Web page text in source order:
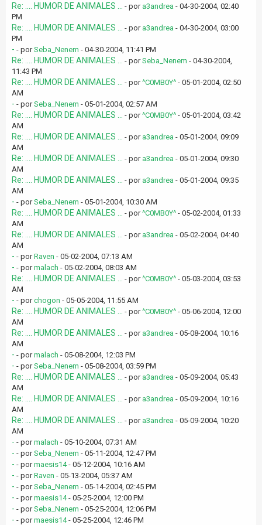
Re: .... HUMOR DE ANIMALES ... - por a3andrea - 04-30-2004, 02:40
PM
Re: .... HUMOR DE ANIMALES ... - por a3andrea - 04-30-2004, 03:00
PM
- - porSeba_Nenem - 04-30-2004, 11:41 PM
Re: .... HUMOR DE ANIMALES ... - porSeba_Nenem - 04-30-2004,
11:43 PM
Re: .... HUMOR DE ANIMALES ... - por^C0MB0Y^ - 05-01-2004, 02:50
AM
- - porSeba_Nenem - 05-01-2004, 02:57 AM
Re: .... HUMOR DE ANIMALES ... - por^C0MB0Y^ - 05-01-2004, 03:42
AM
Re: .... HUMOR DE ANIMALES ... - por a3andrea - 05-01-2004, 09:09
AM
Re: .... HUMOR DE ANIMALES ... - por a3andrea - 05-01-2004, 09:30
AM
Re: .... HUMOR DE ANIMALES ... - por a3andrea - 05-01-2004, 09:35
AM
- - porSeba_Nenem - 05-01-2004, 10:30 AM
Re: .... HUMOR DE ANIMALES ... - por^C0MB0Y^ - 05-02-2004, 01:33
AM
Re: .... HUMOR DE ANIMALES ... - por a3andrea - 05-02-2004, 04:40
AM
- - porRaven - 05-02-2004, 07:13 AM
- - pormalach - 05-02-2004, 08:03 AM
Re: .... HUMOR DE ANIMALES ... - por^C0MB0Y^ - 05-03-2004, 03:53
AM
- - porchogon - 05-05-2004, 11:55 AM
Re: .... HUMOR DE ANIMALES ... - por^C0MB0Y^ - 05-06-2004, 12:00
AM
Re: .... HUMOR DE ANIMALES ... - por a3andrea - 05-08-2004, 10:16
AM
- - pormalach - 05-08-2004, 12:03 PM
- - porSeba_Nenem - 05-08-2004, 03:59 PM
Re: .... HUMOR DE ANIMALES ... - por a3andrea - 05-09-2004, 05:43
AM
Re: .... HUMOR DE ANIMALES ... - por a3andrea - 05-09-2004, 10:16
AM
Re: .... HUMOR DE ANIMALES ... - por a3andrea - 05-09-2004, 10:20
AM
- - pormalach - 05-10-2004, 07:31 AM
- - porSeba_Nenem - 05-11-2004, 12:47 PM
- - pormaesis14- 05-12-2004, 10:16 AM
- - porRaven - 05-13-2004, 05:37 AM
- - porSeba_Nenem - 05-14-2004, 02:45 PM
- - pormaesis14- 05-25-2004, 12:00 PM
- - porSeba_Nenem - 05-25-2004, 12:06 PM
- - pormaesis14- 05-25-2004, 12:46 PM